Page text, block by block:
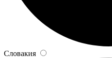
Словакия